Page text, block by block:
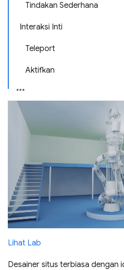
Tindakan Sederhana
Interaksi Inti
Teleport
Aktifkan
Lihat Lab
Desainer situs terbiasa dengan